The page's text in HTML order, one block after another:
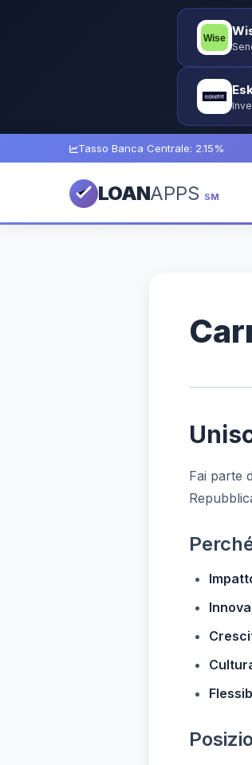
Tasso Banca Centrale: 2.15%
LOANAPPS SM
Fai parte